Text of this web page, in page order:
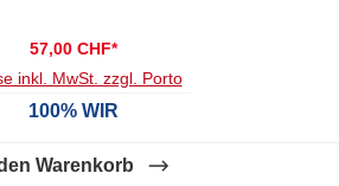
57,00 CHF*
inkl. MwSt. zzgl. Porto
100% WIR
Warenkorb